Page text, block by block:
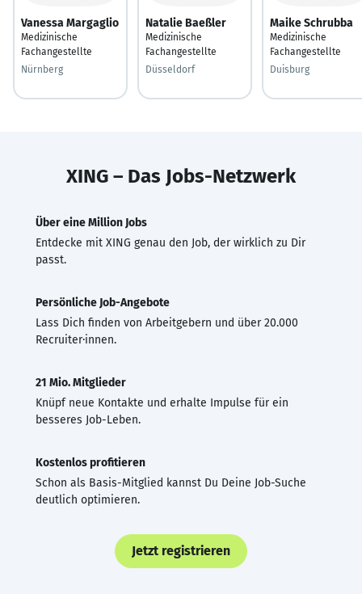
Vanessa Margaglio
Medizinische
Fachangestellte
Nürnberg
Natalie Baeßler
Medizinische
Fachangestellte
Düsseldorf
Maike Schrubba
Medizinische
Fachangestellte
Duisburg
XING – Das Jobs-Netzwerk
Über eine Million Jobs
Entdecke mit XING genau den Job, der wirklich zu Dir
passt.
Persönliche Job-Angebote
Lass Dich finden von Arbeitgebern und über 20.000
Recruiter·innen.
21 Mio. Mitglieder
Knüpf neue Kontakte und erhalte Impulse für ein
besseres Job-Leben.
Kostenlos profitieren
Schon als Basis-Mitglied kannst Du Deine Job-Suche
deutlich optimieren.
Jetzt registrieren